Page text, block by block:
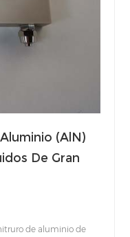
(AlN)
De Gran
de aluminio de